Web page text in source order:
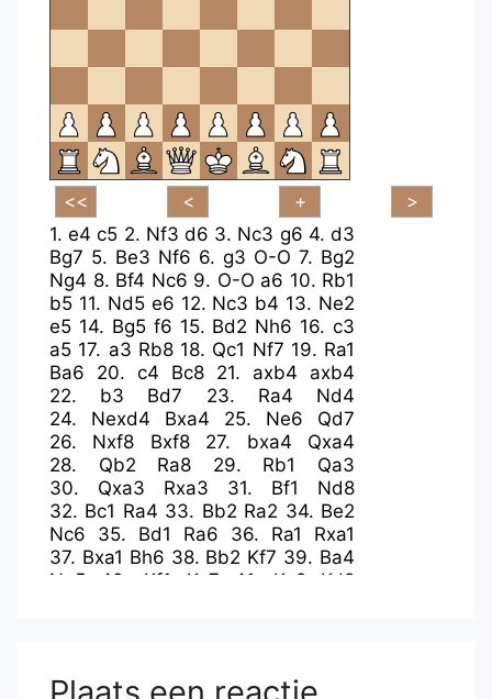
1.e4 c5 2. Nf3 d6 3. Nc3 g6 4.d3
Bg7 5. Be3 Nf6 6. g3 O-O 7. Bg2
Ng4 8. Bf4 Nc6 9. O-O a6 10. Rb1
b5 11. Nd5 e6 12. Nc3 b4 13. Ne2
e5 14. Bg5 f6 15. Bd2 Nh6 16. c3
a5 17. a3 Rb8 18. Qc1 Nf7 19. Ra1
Ba6
20. c4 Bc8 21. axb4
axb4
22. b3 Bd7 23. Ra4
Nd4
24. Nexd4 Bxa4 25. Ne6
Qd7
26. Nxf8 Bxf8 27. bxa4
Qxa4
28. Qb2 Ra8 29. Rb1
Qa3
30. Qxa3 Rxa3 31. Bf1
Nd8
32. Bc1 Ra4 33. Bb2 Ra2 34. Be2
Nc6
35. Bd1 Ra6 36. Ra1
Rxa1
37. Bxa1 Bh6 38. Bb2 Kf7 39. Ba4
Na5
40. Kf1 Ke7 41. Ke2
Kd8